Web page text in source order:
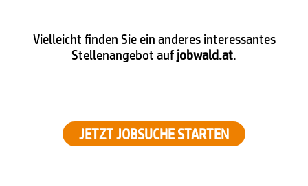
Vielleicht finden Sie ein anderes interessantes
Stellenangebot aufjobwald.at.
JETZT JOBSUCHE STARTEN